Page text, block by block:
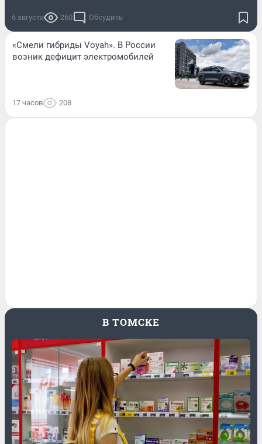
6 августа 260 Обсудить
«Смели гибриды Voyah». В России
возник дефицит электромобилей
17 часов 208
В ТОМСКЕ